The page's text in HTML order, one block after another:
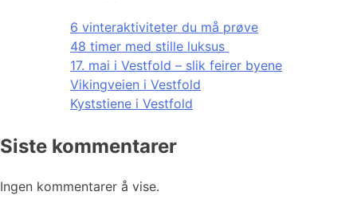
6 vinteraktiviteter du må prøve
48 timer med stille luksus
17. mai i Vestfold – slik feirer byene
Vikingveien i Vestfold
Kyststiene i Vestfold
Siste kommentarer
Ingen kommentarer å vise.